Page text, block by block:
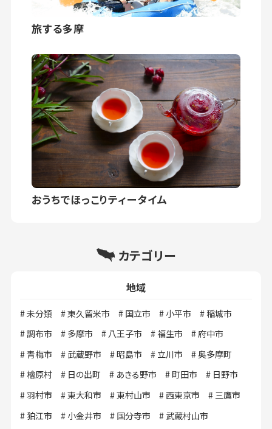
旅する多摩
おうちでほっこりティータイム
カテゴリー
地域
未分類 東久留米市 国立市 小平市
稲城市
調布市
多摩市 八王子市 福生市
府中市
青梅市
武蔵野市 昭島市 立川市
奥多摩町
檜原村
日の出町 あきる野市 町田市
日野市
羽村市
東大和市 東村山市 西東京市
三鷹市
狛江市
小金井市 国分寺市
武蔵村山市